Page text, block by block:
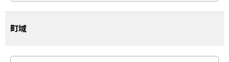
町域